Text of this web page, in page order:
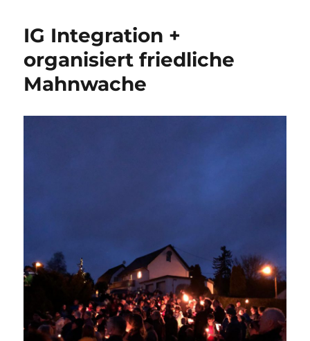
IG Integration +
organisiert friedliche
Mahnwache